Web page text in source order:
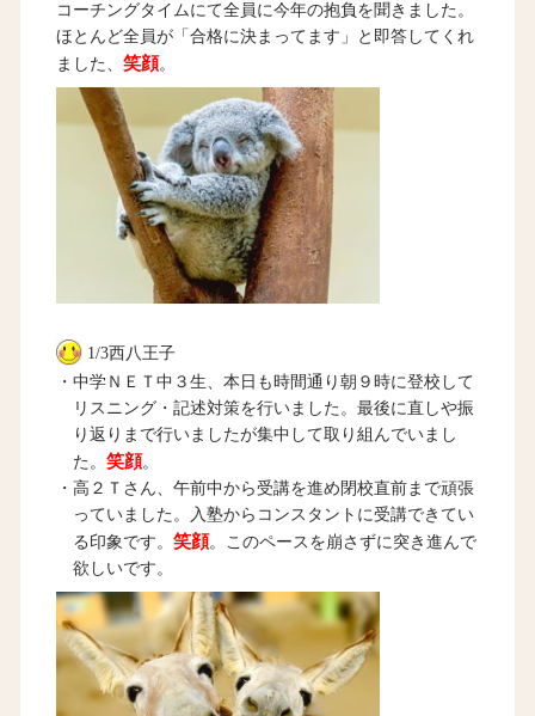
コーチングタイムにて全員に今年の抱負を聞きました。
ほとんど全員が「合格に決まってます」と即答してくれ
ました、 笑顔。
1/3西八王子
・中学ＮＥＴ中３生、本日も時間通り朝９時に登校して
リスニング・記述対策を行いました。最後に直しや振
り返りまで行いましたが集中して取り組んでいまし
た。 笑顔。
・高２Ｔさん、午前中から受講を進め閉校直前まで頑張
っていました。入塾からコンスタントに受講できてい
る印象です。 笑顔。このペースを崩さずに突き進んで
欲しいです。